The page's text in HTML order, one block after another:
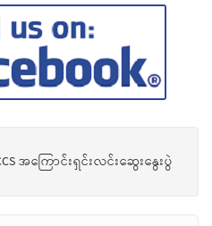
အကြောင်းရှင်းလင်းဆွေးနွေးပွဲ